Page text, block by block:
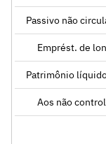
Passivo não
Emprést. de
Patrimônio
Aos não